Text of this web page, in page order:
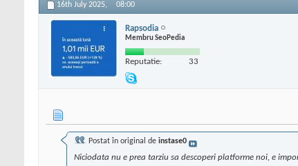
16th July 2025, 08:00
Rapsodia
Membru SeoPedia
Reputatie: 33
Postat în original de instase0
Niciodata nu e prea tarziu sa descoperi platforme noi, e